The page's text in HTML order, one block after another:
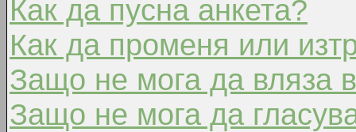
Как да пусна анкета?
Как да променя или
Защо не мога да вляза
Защо не мога да